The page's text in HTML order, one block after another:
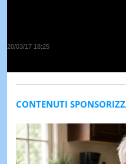
20/03/17 18:25